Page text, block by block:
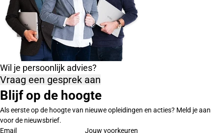
Wil je persoonlijk advies?
Vraag een gesprek aan
Blijf op de hoogte
Als eerste op de hoogte van nieuwe opleidingen en acties? Meld je aan
voor de nieuwsbrief.
Email
Jouw voorkeuren